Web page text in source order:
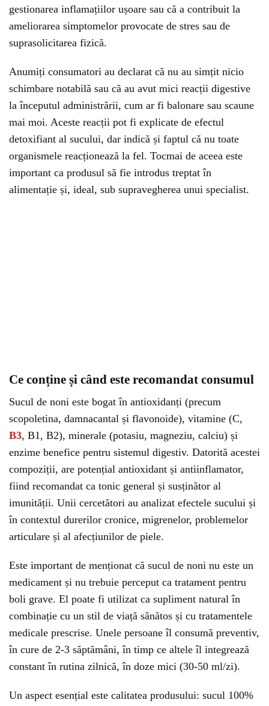
gestionarea inflamațiilor ușoare sau că a contribuit la
ameliorarea simptomelor provocate de stres sau de
suprasolicitarea fizică.
Anumiți consumatori au declarat că nu au simțit nicio
schimbare notabilă sau că au avut mici reacții digestive
la începutul administrării, cum ar fi balonare sau scaune
mai moi. Aceste reacții pot fi explicate de efectul
detoxifiant al sucului, dar indică și faptul că nu toate
organismele reacționează la fel. Tocmai de aceea este
important ca produsul să fie introdus treptat în
alimentație și, ideal, sub supravegherea unui specialist.
Ce conține și când este recomandat consumul
Sucul de noni este bogat în antioxidanți (precum
scopoletina, damnacantal și flavonoide), vitamine (C,
B3, B1, B2), minerale (potasiu, magneziu, calciu) și
enzime benefice pentru sistemul digestiv. Datorită acestei
compoziții, are potențial antioxidant și antiinflamator,
fiind recomandat ca tonic general și susținător al
imunității. Unii cercetători au analizat efectele sucului și
în contextul durerilor cronice, migrenelor, problemelor
articulare și al afecțiunilor de piele.
Este important de menționat că sucul de noni nu este un
medicament și nu trebuie perceput ca tratament pentru
boli grave. El poate fi utilizat ca supliment natural în
combinație cu un stil de viață sănătos și cu tratamentele
medicale prescrise. Unele persoane îl consumă preventiv,
în cure de 2-3 săptămâni, în timp ce altele îl integrează
constant în rutina zilnică, în doze mici (30-50 ml/zi).
Un aspect esențial este calitatea produsului: sucul 100%